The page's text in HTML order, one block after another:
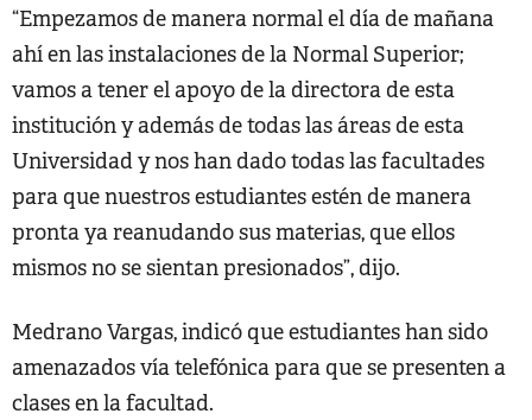
“Empezamos de manera normal el día de mañana
ahí en las instalaciones de la Normal Superior;
vamos a tener el apoyo de la directora de esta
institución y además de todas las áreas de esta
Universidad y nos han dado todas las facultades
para que nuestros estudiantes estén de manera
pronta ya reanudando sus materias, que ellos
mismos no se sientan presionados”, dijo.
Medrano Vargas, indicó que estudiantes han sido
amenazados vía telefónica para que se presenten a
clases en la facultad.